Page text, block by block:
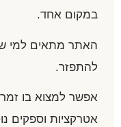
במקום אחד.
האתר מתאים למי
להתפזר.
אפשר למצוא בו
אטרקציות וספקים